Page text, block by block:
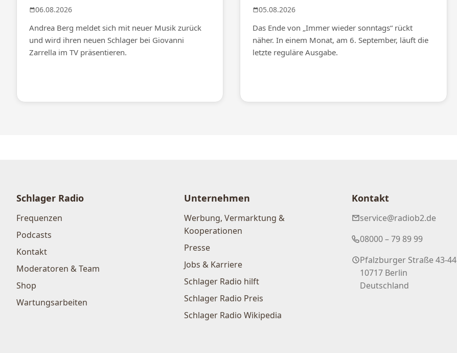
06.08.2026
Andrea Berg meldet sich mit neuer Musik zurück
und wird ihren neuen Schlager bei Giovanni
Zarrella im TV präsentieren.
05.08.2026
Das Ende von „Immer wieder sonntags“ rückt
näher. In einem Monat, am 6. September, läuft die
letzte reguläre Ausgabe.
Schlager Radio
Frequenzen
Podcasts
Kontakt
Moderatoren & Team
Shop
Wartungsarbeiten
Unternehmen
Werbung, Vermarktung &
Kooperationen
Presse
Jobs & Karriere
Schlager Radio hilft
Schlager Radio Preis
Schlager Radio Wikipedia
Kontakt
service@radiob2.de
08000 – 79 89 99
Pfalzburger Straße 43-44
10717 Berlin
Deutschland